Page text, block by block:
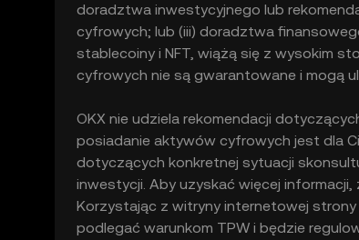
doradztwa inwestycyjnego lub
cyfrowych; lub (iii) doradztwa
stablecoiny i NFT, wiążą się z wysokim
cyfrowych nie są gwarantowane i mogą
OKX nie udziela rekomendacji
posiadanie aktywów cyfrowych jest dla
dotyczących konkretnej sytuacji
inwestycji. Aby uzyskać więcej informacji,
Korzystając z witryny internetowej
podlegać warunkom TPW i będzie